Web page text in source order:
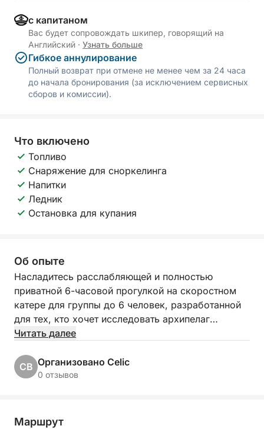
с капитаном
Вас будет сопровождать шкипер, говорящий на
Английский · Узнать больше
Гибкое аннулирование
Полный возврат при отмене не менее чем за 24 часа
до начала бронирования (за исключением сервисных
сборов и комиссии).
Что включено
Топливо
Снаряжение для сноркелинга
Напитки
Ледник
Остановка для купания
Об опыте
Насладитесь расслабляющей и полностью
приватной 6-часовой прогулкой на скоростном
катере для группы до 6 человек, разработанной
для тех, кто хочет исследовать архипелаг
Шибеник в своем собственном темпе.
семьей, друзьями или вдвоем, это путешествие
предлагает идеальный баланс живописного
Отправление осуществляется из Шибеника или
Читать далее
CB Организовано Celic
0 отзывов
Маршрут